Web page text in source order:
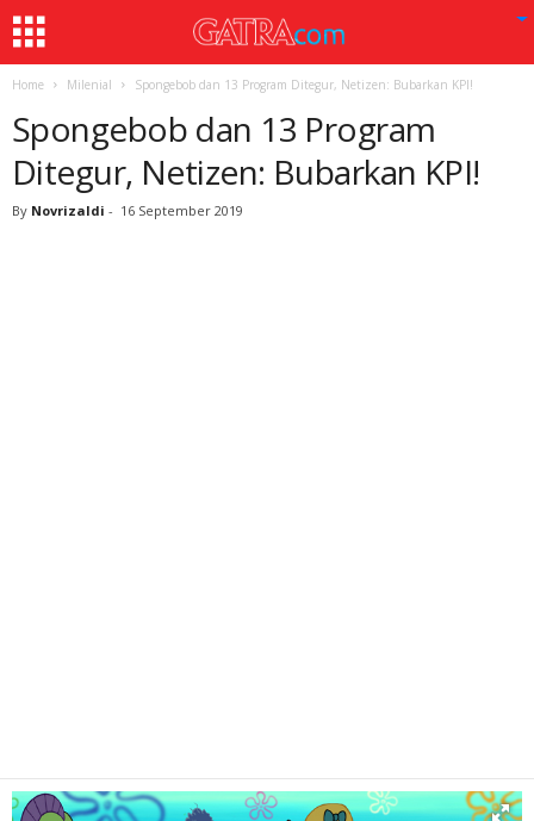
Home Milenial Spongebob dan 13 Program Ditegur, Netizen: Bubarkan KPI!
Spongebob dan 13 Program
Ditegur, Netizen: Bubarkan KPI!
By Novrizaldi - 16 September 2019